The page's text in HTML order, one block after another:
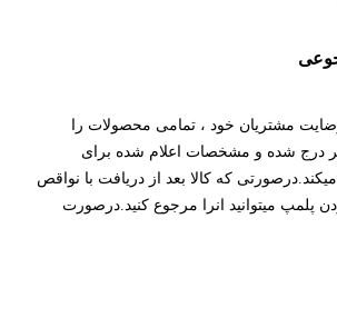
رضایت مشتریان خود ، تمامی محصولات را
درج شده و مشخصات اعلام شده برای
که کالا بعد از دریافت با نواقص
پلمپ میتوانید انرا مرجوع کنید.درصورت